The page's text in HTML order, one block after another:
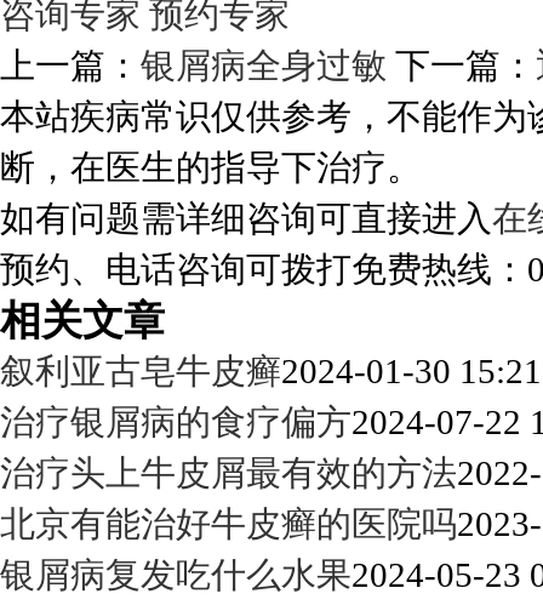
咨询专家 预约专家
上一篇： 银屑病全身过敏 下一篇：
本站疾病常识仅供参考，不能作
断，在医生的指导下治疗。
如有问题需详细咨询可直接进入在
预约、电话咨询可拨打免费热线：
相关文章
叙利亚古皂牛皮癣2024-01-30
治疗银屑病的食疗偏方2024-07-22
治疗头上牛皮屑最有效的方法
北京有能治好牛皮癣的医院吗
银屑病复发吃什么水果2024-05-23